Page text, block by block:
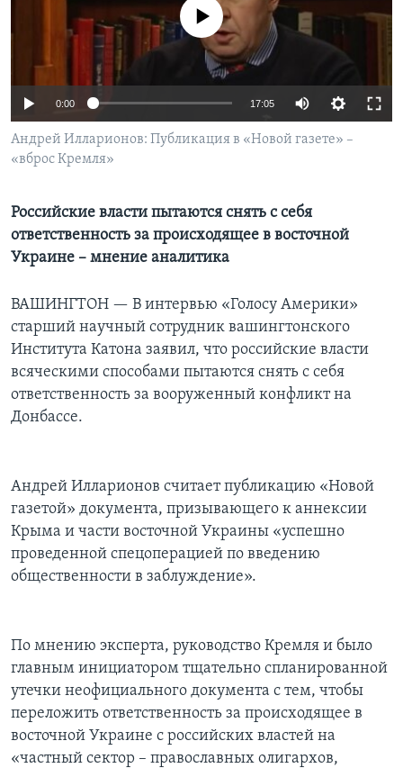
Learning English
СОЦИАЛЬНЫЕ СЕТИ
Языки
No media source currently available
0:00 17:05
Андрей Илларионов: Публикация в «Новой газете» –
«вброс Кремля»
Российские власти пытаются снять с себя
ответственность за происходящее в восточной
Украине – мнение аналитика
ВАШИНГТОН — В интервью «Голосу Америки»
старший научный сотрудник вашингтонского
Института Катона заявил, что российские власти
всяческими способами пытаются снять с себя
ответственность за вооруженный конфликт на
Донбассе.
Андрей Илларионов считает публикацию «Новой
газетой» документа, призывающего к аннексии
Крыма и части восточной Украины «успешно
проведенной спецоперацией по введению
общественности в заблуждение».
По мнению эксперта, руководство Кремля и было
главным инициатором тщательно спланированной
утечки неофициального документа с тем, чтобы
переложить ответственность за происходящее в
восточной Украине с российских властей на
«частный сектор – православных олигархов,